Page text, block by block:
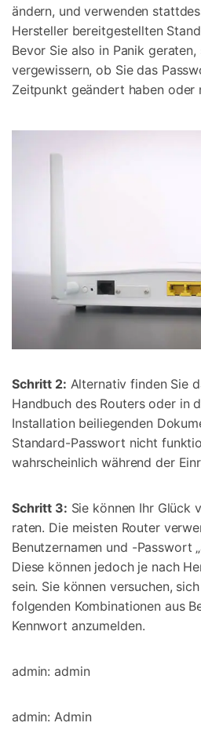
ändern, und verwenden
Hersteller bereitgestellten
Bevor Sie also in Panik
vergewissern, ob Sie das
Zeitpunkt geändert haben oder
Schritt 2: Alternativ finden Sie
Handbuch des Routers oder in
Installation beiliegenden
Standard-Passwort nicht
wahrscheinlich während der
Schritt 3: Sie können Ihr Glück
raten. Die meisten Router
Benutzernamen und -Passwort
Diese können jedoch je nach
sein. Sie können versuchen,
folgenden Kombinationen aus
Kennwort anzumelden.
admin: admin
admin: Admin